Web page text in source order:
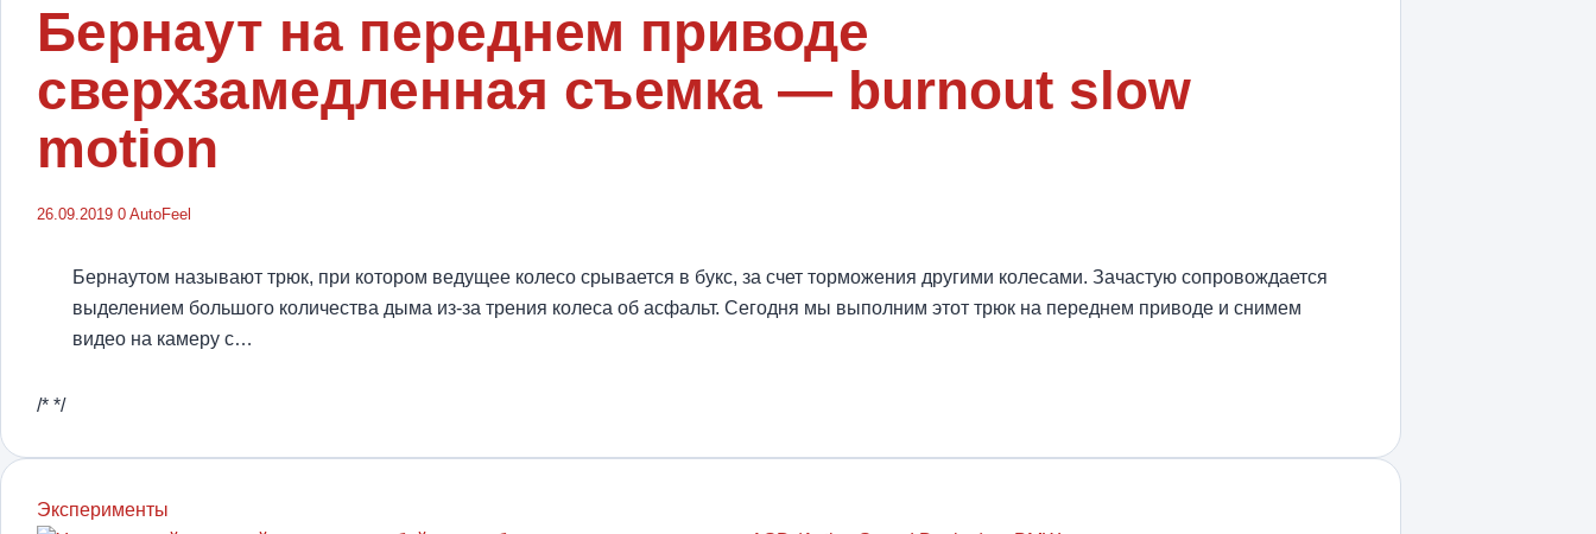
Бернаут на переднем приводе
сверхзамедленная съемка — burnout slow
motion
26.09.2019 0 AutoFeel
Бернаутом называют трюк, при котором ведущее колесо срывается в букс, за счет торможения другими колесами. Зачастую сопровождается
выделением большого количества дыма из-за трения колеса об асфальт. Сегодня мы выполним этот трюк на переднем приводе и снимем
видео на камеру с…
/* */
Эксперименты